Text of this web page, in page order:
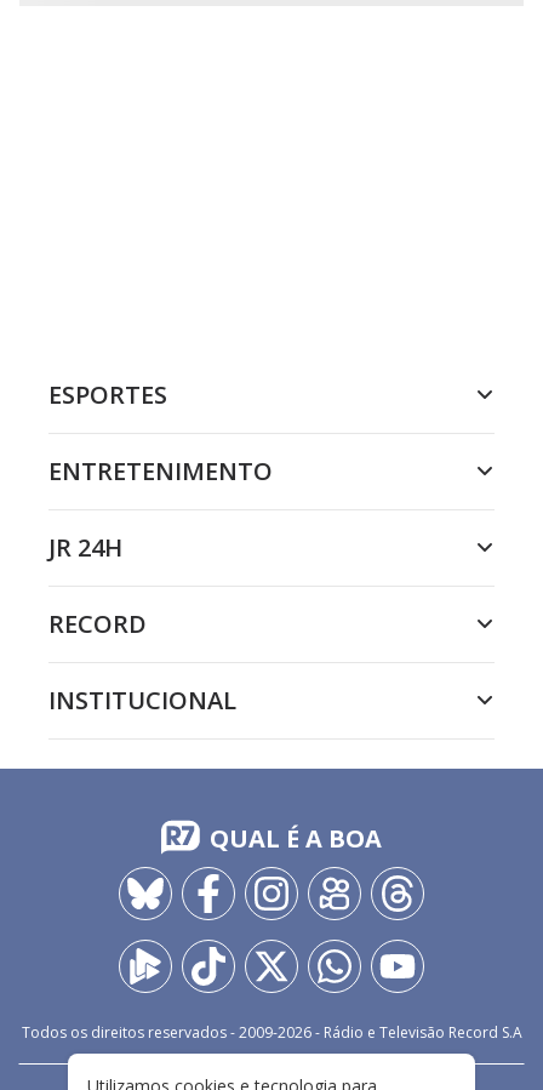
ESPORTES
ENTRETENIMENTO
JR 24H
RECORD
INSTITUCIONAL
QUAL É A BOA
Todos os direitos reservados - 2009-2026- Rádio e Televisão Record S.A